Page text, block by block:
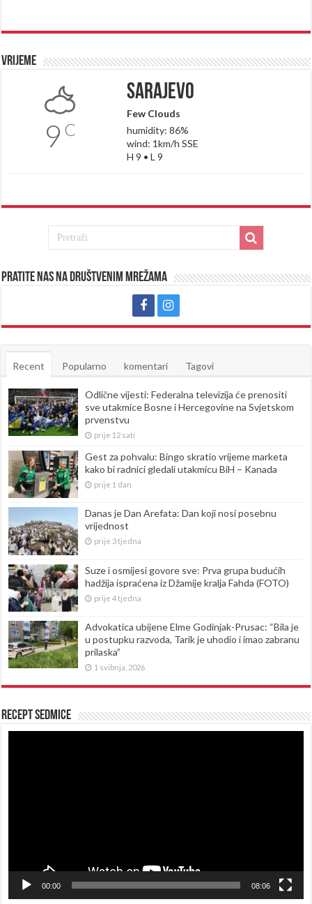
Vrijeme
9 C
Sarajevo
Few Clouds
humidity: 86%
wind: 1km/h SSE
H 9 • L 9
Pratite nas na društvenim mrežama
Recent Popularno komentari Tagovi
Odlične vijesti: Federalna televizija će prenositi
sve utakmice Bosne i Hercegovine na Svjetskom
prvenstvu
prije 12 sati
Gest za pohvalu: Bingo skratio vrijeme marketa
kako bi radnici gledali utakmicu BiH – Kanada
prije 1 dan
Danas je Dan Arefata: Dan koji nosi posebnu
vrijednost
prije 3 tjedna
Suze i osmijesi govore sve: Prva grupa budućih
hadžija ispraćena iz Džamije kralja Fahda (FOTO)
prije 4 tjedna
Advokatica ubijene Elme Godinjak-Prusac: “Bila je
u postupku razvoda, Tarik je uhodio i imao zabranu
prilaska”
1 svibnja, 2026
Recept sedmice
00:00 08:06